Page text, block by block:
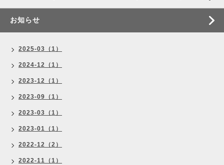
お知らせ
2025-03（1）
2024-12（1）
2023-12（1）
2023-09（1）
2023-03（1）
2023-01（1）
2022-12（2）
2022-11（1）